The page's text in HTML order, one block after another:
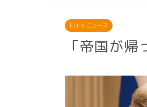
Extra ニュース
「帝国が